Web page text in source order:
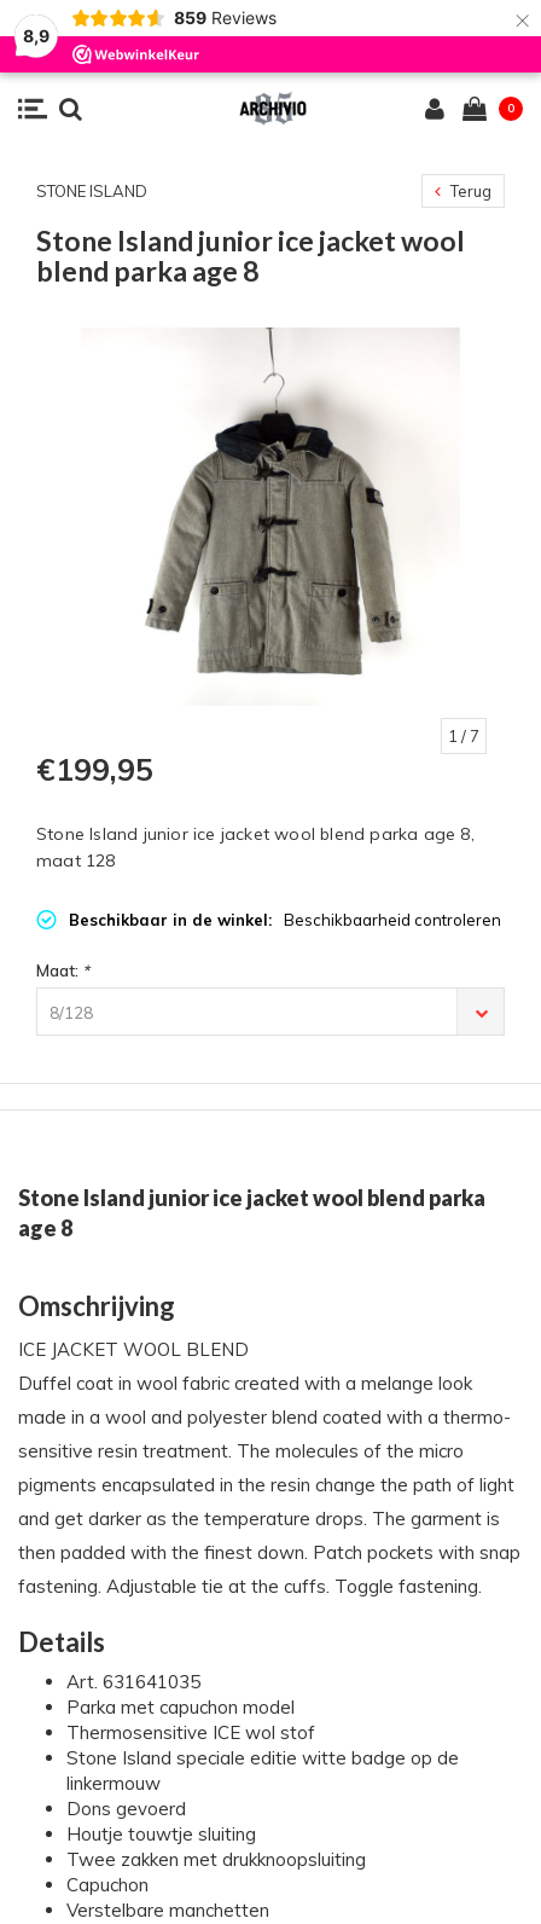
8,9
859 Reviews ×
0
STONE ISLAND Terug
Stone Island junior ice jacket wool
blend parka age 8
1 / 7
€199,95
Stone Island junior ice jacket wool blend parka age 8,
maat 128
Beschikbaar in de winkel: Beschikbaarheid controleren
Maat: *
8/128
Stone Island junior ice jacket wool blend parka
age 8
Omschrijving
ICE JACKET WOOL BLEND
Duffel coat in wool fabric created with a melange look
made in a wool and polyester blend coated with a thermo-
sensitive resin treatment. The molecules of the micro
pigments encapsulated in the resin change the path of light
and get darker as the temperature drops. The garment is
then padded with the finest down. Patch pockets with snap
fastening. Adjustable tie at the cuffs. Toggle fastening.
Details
Art. 631641035
Parka met capuchon model
Thermosensitive ICE wol stof
Stone Island speciale editie witte badge op de
linkermouw
Dons gevoerd
Houtje touwtje sluiting
Twee zakken met drukknoopsluiting
Capuchon
Verstelbare manchetten